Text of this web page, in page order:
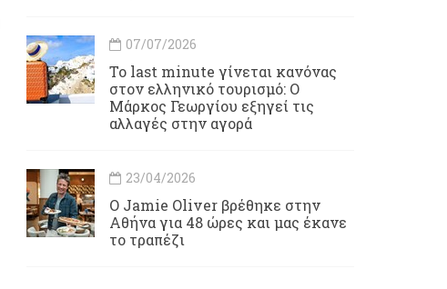
07/07/2026
Το last minute γίνεται κανόνας
στον ελληνικό τουρισμό: Ο
Μάρκος Γεωργίου εξηγεί τις
αλλαγές στην αγορά
23/04/2026
Ο Jamie Oliver βρέθηκε στην
Αθήνα για 48 ώρες και μας έκανε
το τραπέζι